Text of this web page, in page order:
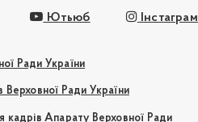
Ютьюб Інстаграм
Ради України
Верховної Ради України
кадрів Апарату Верховної Ради